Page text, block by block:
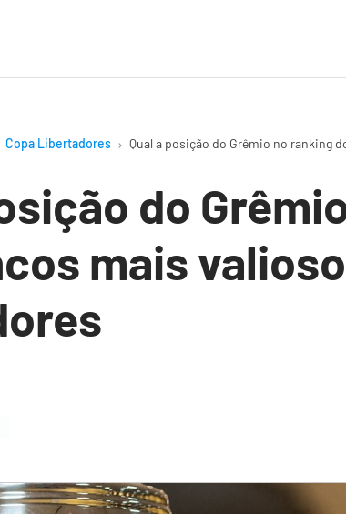
Copa Libertadores Qual a posição do Grêmio no ranking
do
mais